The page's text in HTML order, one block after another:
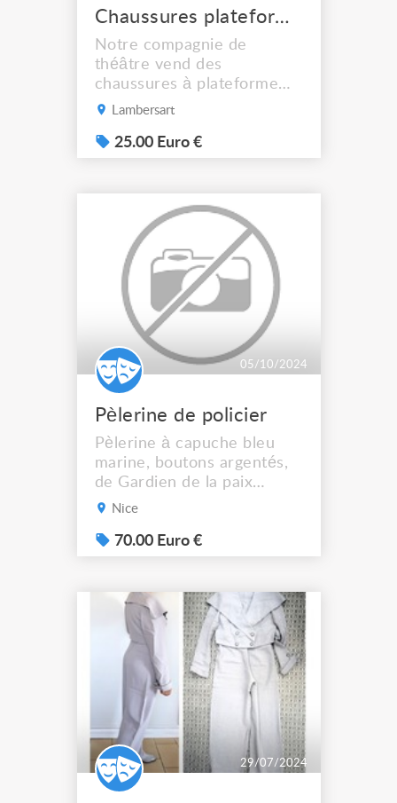
Chaussures plateforme noire pointure 40 Pull and Bear
Notre compagnie de
théâtre vend des
chaussures à plateforme
noires (taille 40) utilisées
représentations. Bon état.
Pull and Bear
Lambersart
25.00 Euro €
05/10/2024
Pèlerine de policier
Pèlerine à capuche bleu
marine, boutons argentés,
de Gardien de la paix
Parisien en tissu année
Nice
70.00 Euro €
29/07/2024